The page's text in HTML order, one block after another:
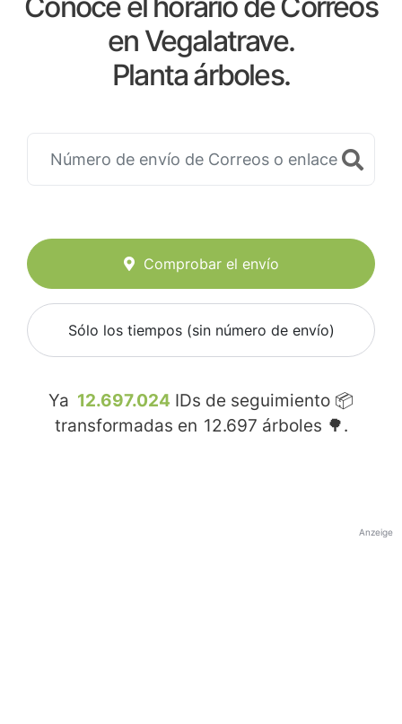
en Vegalatrave.
Planta árboles.
Comprobar el envío
Sólo los tiempos (sin número de envío)
Ya 12.697.024 IDs de seguimiento 📦
transformadas en 12.697 árboles 🌳.
Anzeige